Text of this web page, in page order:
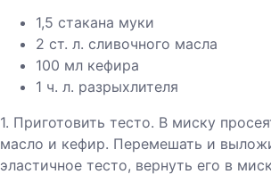
1,5 стакана муки
2 ст. л. сливочного масла
100 мл кефира
1 ч. л. разрыхлителя
1. Приготовить тесто. В миску
масло и кефир. Перемешать и
эластичное тесто, вернуть его в